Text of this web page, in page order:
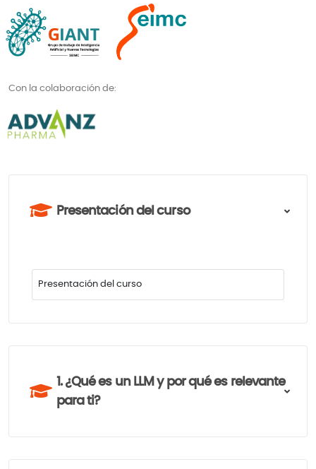
Con la colaboración de:
Presentación del curso
Presentación del curso
1. ¿Qué es un LLM y por qué es relevante
para ti?